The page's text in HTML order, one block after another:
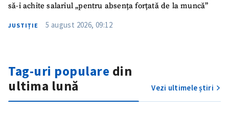
să-i achite salariul „pentru absența forțată de la muncă”
JUSTIȚIE 5 august 2026, 09:12
Tag-uri populare din
ultima lună
Vezi ultimele știri